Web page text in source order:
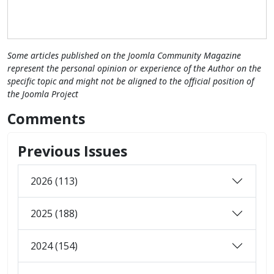
Some articles published on the Joomla Community Magazine
represent the personal opinion or experience of the Author on the
specific topic and might not be aligned to the official position of
the Joomla Project
Comments
Previous Issues
2026 (113)
2025 (188)
2024 (154)